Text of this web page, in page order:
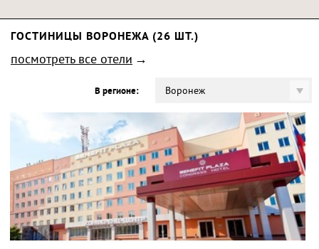
ГОСТИНИЦЫ ВОРОНЕЖА (26 ШТ.)
посмотреть все отели
В регионе: Воронеж